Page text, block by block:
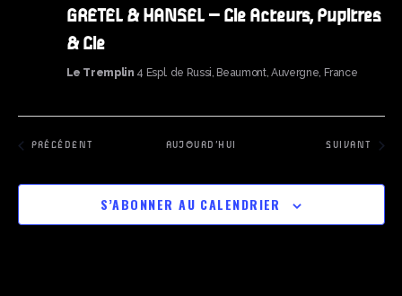
GRETEL & HANSEL – Cie Acteurs, Pupitres
& Cie
Le Tremplin 4 Espl. de Russi, Beaumont, Auvergne, France
ÉVÈNEMENTS
PRÉCÉDENT AUJOURD’HUI ÉVÈNEMENTS
SUIVANT
S’ABONNER AU CALENDRIER